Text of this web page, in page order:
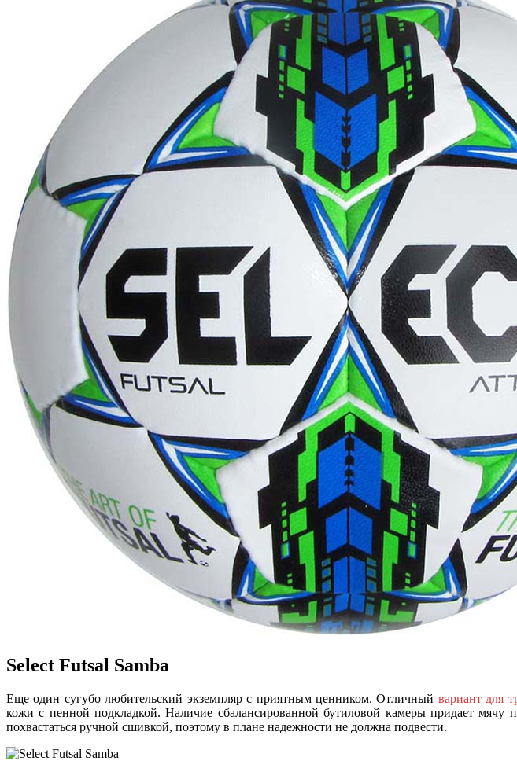
Select Futsal Samba
Еще один сугубо любительский экземпляр с приятным ценником. Отличный вариант для
кожи с пенной подкладкой. Наличие сбалансированной бутиловой камеры придает
похвастаться ручной сшивкой, поэтому в плане надежности не должна подвести.